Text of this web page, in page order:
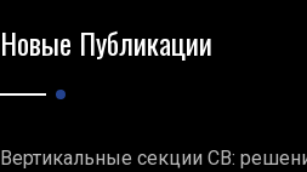
Новые Публикации
Вертикальные секции СВ: